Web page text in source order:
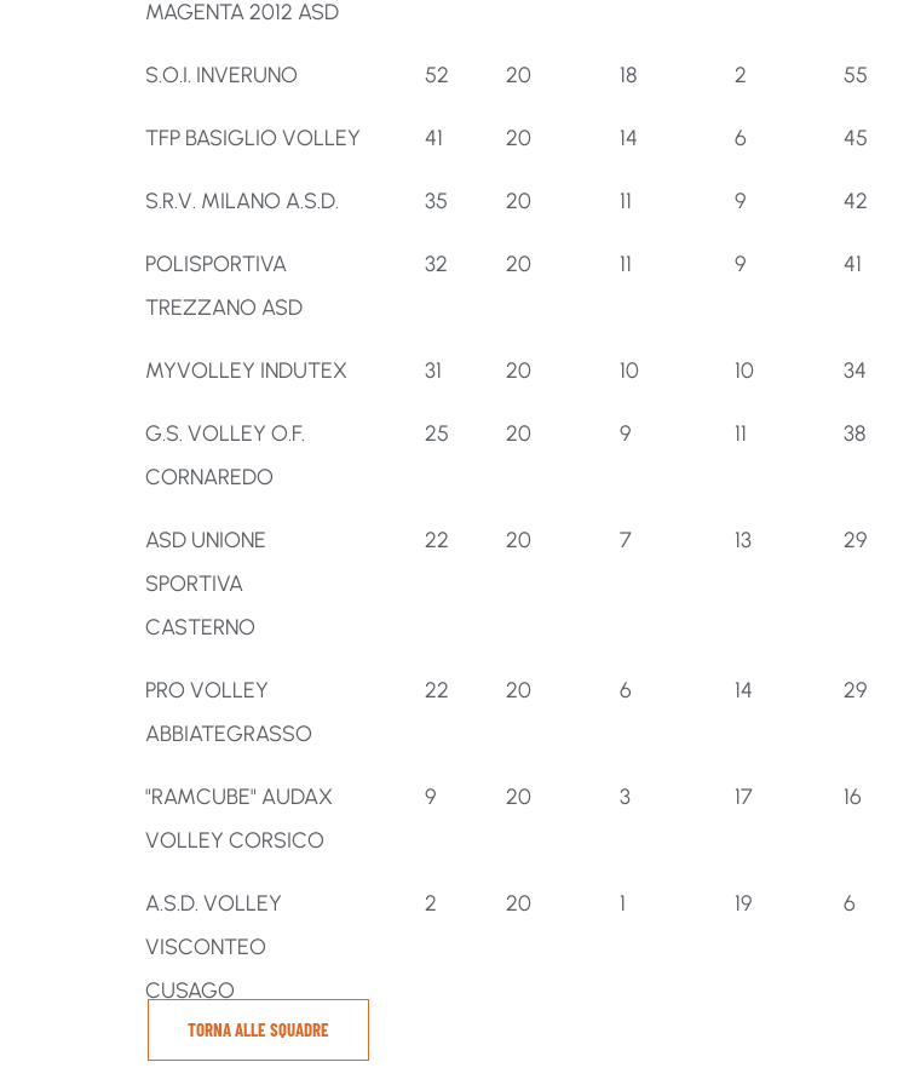
MAGENTA 2012 ASD
S.O.I. INVERUNO 52 20 18 2 55
TFP BASIGLIO VOLLEY 41 20 14 6 45
S.R.V. MILANO A.S.D. 35 20 11 9 42
POLISPORTIVA
TREZZANO ASD
32 20 11 9 41
MYVOLLEY INDUTEX 31 20 10 10 34
G.S. VOLLEY O.F.
CORNAREDO
25 20 9 11 38
ASD UNIONE
SPORTIVA
CASTERNO
22 20 7 13 29
PRO VOLLEY
ABBIATEGRASSO
22 20 6 14 29
"RAMCUBE" AUDAX
VOLLEY CORSICO
9 20 3 17 16
A.S.D. VOLLEY
VISCONTEO
CUSAGO
2 20 1 19 6
TORNA ALLE SQUADRE